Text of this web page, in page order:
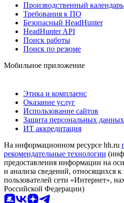
Производственный календарь
Требования к ПО
Безопасный HeadHunter
HeadHunter API
Поиск работы
Поиск по резюме
Мобильное приложение
Этика и комплаенс
Оказание услуг
Использование сайтов
Защита персональных данных
ИТ аккредитация
На информационном ресурсе hh.ru
рекомендательные технологии
предоставления информации на
и анализа сведений, относящихся
пользователей сети «Интернет»,
Российской Федерации)